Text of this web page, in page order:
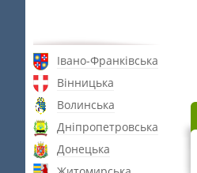
Івано-Франківська
Вінницька
Волинська
Дніпропетровська
Донецька